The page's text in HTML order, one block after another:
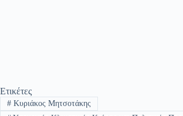
Ετικέτες
#Κυριάκος Μητσοτάκης